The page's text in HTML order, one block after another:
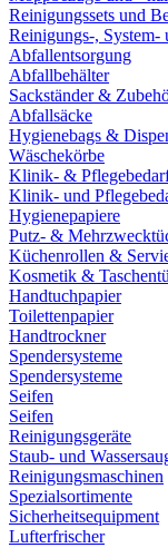
Reinigungssets und
Reinigungs-, System-
Abfallentsorgung
Abfallbehälter
Sackständer &
Abfallsäcke
Hygienebags &
Wäschekörbe
Klinik- &
Klinik- und
Hygienepapiere
Putz- &
Küchenrollen &
Kosmetik &
Handtuchpapier
Toilettenpapier
Handtrockner
Spendersysteme
Spendersysteme
Seifen
Seifen
Reinigungsgeräte
Staub- und
Reinigungsmaschinen
Spezialsortimente
Sicherheitsequipment
Lufterfrischer